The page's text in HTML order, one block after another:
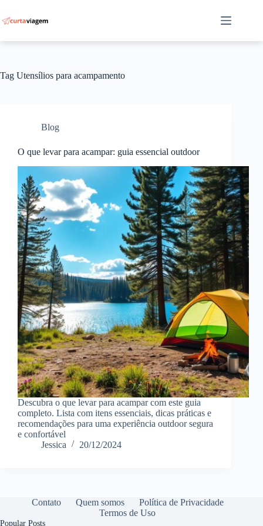
para
o
Tag Utensílios para acampamento
Blog
O que levar para acampar: guia essencial outdoor
Descubra o que levar para acampar com este guia
completo. Lista com itens essenciais, dicas práticas e
recomendações para uma experiência outdoor segura
e confortável
Jessica
20/12/2024
Contato Quem somos
Política de Privacidade
Termos de Uso
Popular Posts